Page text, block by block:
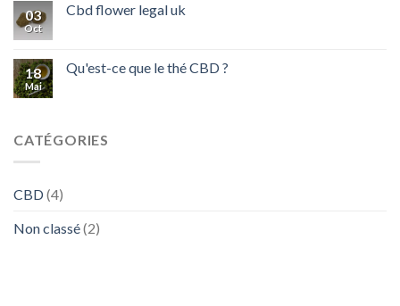
03
Oct
Cbd flower legal uk
18
Mai
Qu'est-ce que le thé CBD ?
CATÉGORIES
CBD(4)
Non classé(2)